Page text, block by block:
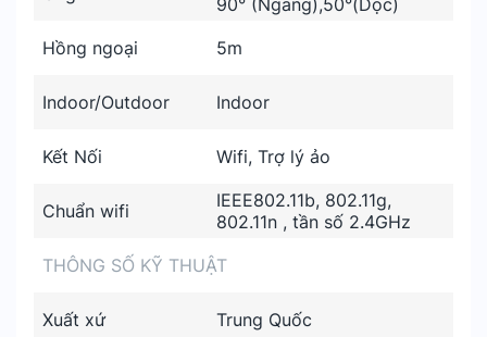
90° (Ngang),50°(Dọc)
Hồng ngoại
5m
Indoor/Outdoor Indoor
Kết Nối Wifi, Trợ lý ảo
Chuẩn wifi
IEEE802.11b, 802.11g,
802.11n , tần số 2.4GHz
THÔNG SỐ KỸ THUẬT
Xuất xứ Trung Quốc